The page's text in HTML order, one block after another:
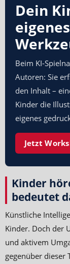
Dein
Beim KI-
Autoren: Sie
den Inhalt –
Kinder die
eigenes
Jetzt
Kinder
bedeutet
Künstliche
Kinder. Doch der
und aktivem
gegenüber dieser